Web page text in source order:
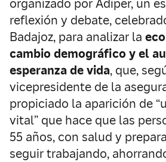
organizado por Adiper, un
reflexión y debate,
Badajoz, para analizar la
cambio demográfico y el
esperanza de vida, que,
vicepresidente de la
propiciado la aparición de
vital” que hace que las
55 años, con salud y
seguir trabajando,